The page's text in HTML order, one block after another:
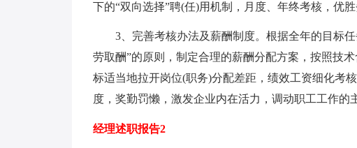
下的“双向选择”聘(任)用机制，月度、年终考核，优胜
3、完善考核办法及薪酬制度。根据全年的目标
劳取酬”的原则，制定合理的薪酬分配方案，按照技
标适当地拉开岗位(职务)分配差距，绩效工资细化考
度，奖勤罚懒，激发企业内在活力，调动职工工作的
经理述职报告2